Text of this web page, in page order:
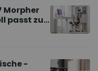
Morpher
passt zu
-